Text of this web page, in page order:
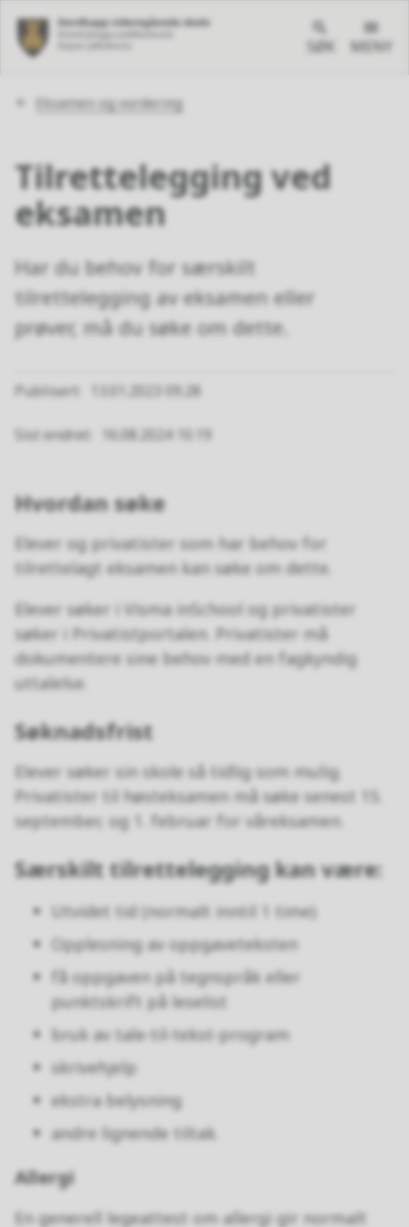
SØK MENY
Du
Eksamen og vurdering
Tilrettelegging ved
eksamen
Har du behov for særskilt
tilrettelegging av eksamen eller
prøver, må du søke om dette.
Publisert 13.01.2023 09.28
Sist endret 16.08.2024 10.19
Hvordan søke
Elever og privatister som har behov for
tilrettelagt eksamen kan søke om dette.
Elever søker i Visma inSchool og privatister
søker i Privatistportalen. Privatister må
dokumentere sine behov med en fagkyndig
uttalelse.
Søknadsfrist
Elever søker sin skole så tidlig som mulig.
Privatister til høsteksamen må søke senest 15.
september, og 1. februar for våreksamen.
Særskilt tilrettelegging kan være:
Utvidet tid (normalt inntil 1 time)
Opplesning av oppgaveteksten
få oppgaven på tegnspråk eller
punktskrift på leselist
bruk av tale-til-tekst-program
skrivehjelp
ekstra belysning
andre lignende tiltak.
Allergi
En generell legeattest om allergi gir normalt